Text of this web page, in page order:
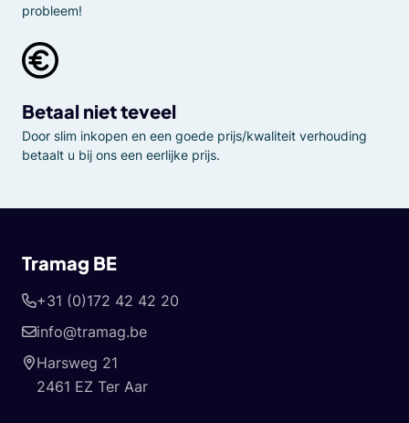
probleem!
Betaal niet teveel
Door slim inkopen en een goede prijs/kwaliteit verhouding
betaalt u bij ons een eerlijke prijs.
Tramag BE
+31 (0)172 42 42 20
info@tramag.be
Harsweg 21
2461 EZ Ter Aar